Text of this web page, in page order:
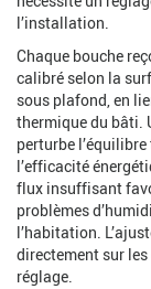
l’installation.
Chaque bouche
calibré selon la
sous plafond, en
thermique du bâti.
perturbe
l’efficacité
flux insuffisant
problèmes
l’habitation.
directement sur
réglage.